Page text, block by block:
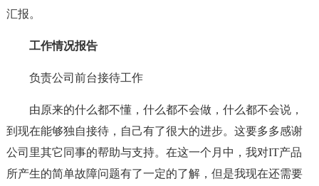
汇报。
工作情况报告
负责公司前台接待工作
由原来的什么都不懂，什么都不会做，什么都不会说，
到现在能够独自接待，自己有了很大的进步。这要多多感谢
公司里其它同事的帮助与支持。在这一个月中，我对IT产品
所产生的简单故障问题有了一定的了解，但是我现在还需要